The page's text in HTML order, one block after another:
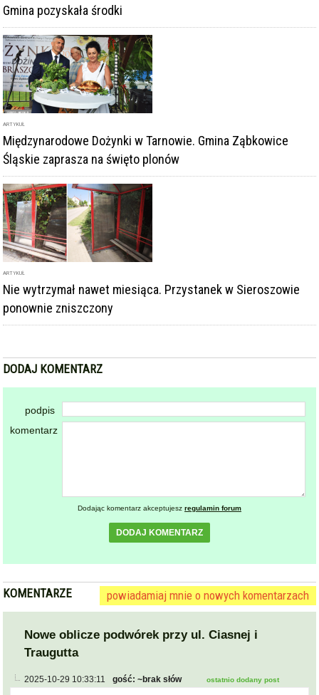
Gmina pozyskała środki
ARTYKUŁ
Międzynarodowe Dożynki w Tarnowie. Gmina Ząbkowice
Śląskie zaprasza na święto plonów
ARTYKUŁ
Nie wytrzymał nawet miesiąca. Przystanek w Sieroszowie
ponownie zniszczony
DODAJ KOMENTARZ
podpis
komentarz
Dodając komentarz akceptujesz regulamin forum
DODAJ KOMENTARZ
KOMENTARZE powiadamiaj mnie o nowych komentarzach
Nowe oblicze podwórek przy ul. Ciasnej i
Traugutta
2025-10-29 10:33:11 gość: ~brak słów ostatnio dodany post